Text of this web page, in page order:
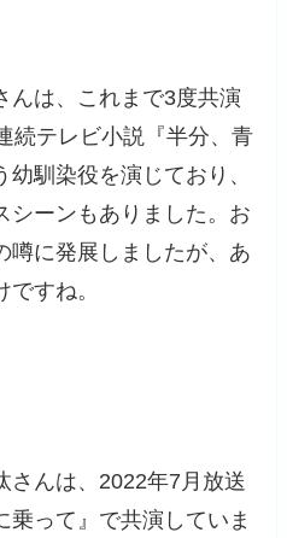
んは、これまで3度共演
続テレビ小説『半分、青
馴染役を演じており、
シーンもありました。お
噂に発展しましたが、あ
すね。
さんは、2022年7月放送
乗って』で共演していま